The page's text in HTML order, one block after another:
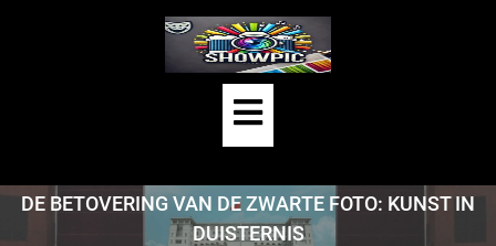
Open
Button
DE BETOVERING VAN DE ZWARTE FOTO: KUNST IN
DUISTERNIS